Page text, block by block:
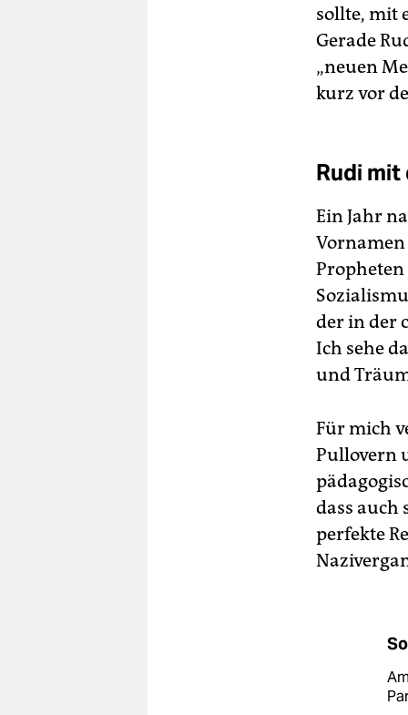
sollte, mit
Gerade
„neuen
kurz vor
Rudi
Ein Jahr
Vornamen
Propheten
der in der
Ich sehe
und
Für mich
Pullovern
dass auch
perfekte